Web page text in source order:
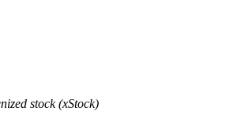
exclusifs pour les détenteurs de BTR
stock (xStock)